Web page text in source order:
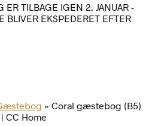
ER TILBAGE IGEN 2. JANUAR -
BLIVER EKSPEDERET EFTER
» Coral gæstebog (B5)
CC Home